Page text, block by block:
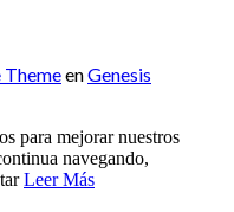
ThemeenGenesis
para mejorar nuestros
navegando,
Leer Más